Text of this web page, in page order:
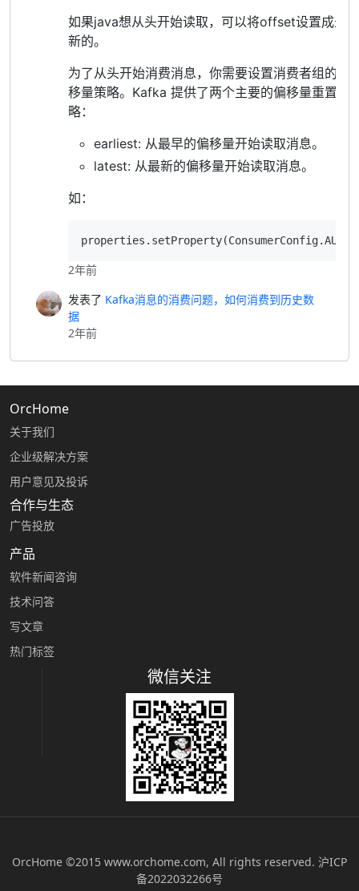
如果java想从头开始读取，可以将offset设置成最
新的。
为了从头开始消费消息，你需要设置消费者组的偏
移量策略。Kafka 提供了两个主要的偏移量重置策
略：
earliest: 从最早的偏移量开始读取消息。
latest: 从最新的偏移量开始读取消息。
如：
2年前
发表了 Kafka消息的消费问题，如何消费到历史数
据
2年前
OrcHome
关于我们
企业级解决方案
用户意见及投诉
合作与生态
广告投放
产品
软件新闻咨询
技术问答
写文章
热门标签
微信关注
OrcHome ©2015 www.orchome.com, All rights reserved. 沪ICP
备2022032266号